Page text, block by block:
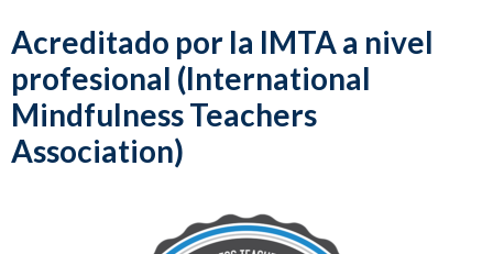
Acreditado por la IMTA a nivel
profesional (International
Mindfulness Teachers
Association)